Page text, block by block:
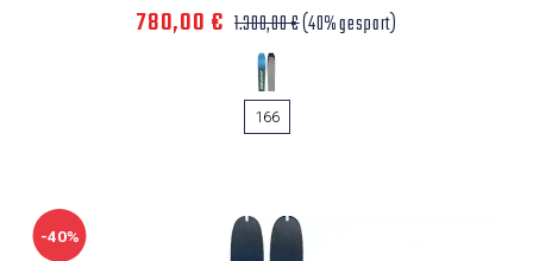
780,00 € 1.300,00 €(40% gespart)
166
-40%